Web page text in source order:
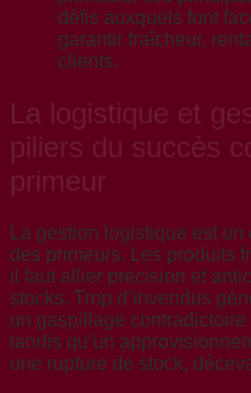
La logistique et
piliers du succès
primeur
La gestion logistique est
des primeurs. Les produits
il faut allier précision et
stocks. Trop d’invendus
un gaspillage
tandis qu’un
une rupture de stock,